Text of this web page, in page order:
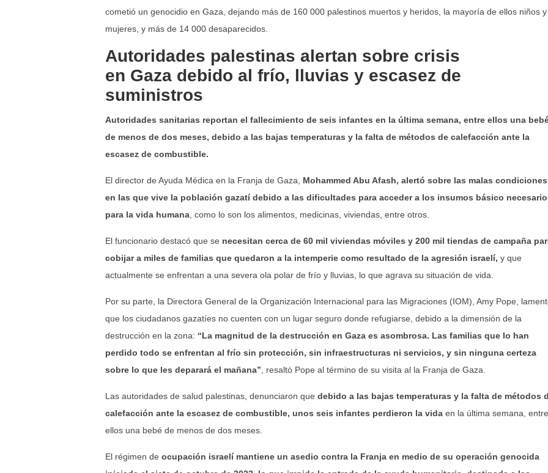
cometió un genocidio en Gaza, dejando más de 160 000 palestinos muertos y heridos, la mayoría de ellos niños y
mujeres, y más de 14 000 desaparecidos.
Autoridades palestinas alertan sobre crisis
en Gaza debido al frío, lluvias y escasez de
suministros
Autoridades sanitarias reportan el fallecimiento de seis infantes en la última semana, entre ellos una
de menos de dos meses, debido a las bajas temperaturas y la falta de métodos de calefacción ante la
escasez de combustible.
El director de Ayuda Médica en la Franja de Gaza,
Mohammed Abu Afash, alertó sobre las malas condiciones
en las que vive la población gazatí debido a las dificultades para acceder a los insumos básico
para la vida humana , como lo son los alimentos, medicinas, viviendas, entre otros.
El funcionario destacó que se necesitan cerca de 60 mil viviendas móviles y 200 mil tiendas de campaña
cobijar a miles de familias que quedaron a la intemperie como resultado de la agresión israelí, y que
actualmente se enfrentan a una severa ola polar de frío y lluvias, lo que agrava su situación de vida.
Por su parte, la Directora General de la Organización Internacional para las Migraciones (IOM), Amy Pope,
que los ciudadanos gazatíes no cuenten con un lugar seguro donde refugiarse, debido a la dimensión de la
destrucción en la zona: “La magnitud de la destrucción en Gaza es asombrosa. Las familias que lo han
perdido todo se enfrentan al frío sin protección, sin infraestructuras ni servicios, y sin ninguna certeza
sobre lo que les deparará el mañana” , resaltó Pope al término de su visita al la Franja de Gaza.
Las autoridades de salud palestinas, denunciaron que debido a las bajas temperaturas y la falta de métodos
calefacción ante la escasez de combustible, unos seis infantes perdieron la vida en la última semana, entre
ellos una bebé de menos de dos meses.
El régimen de ocupación israelí mantiene un asedio contra la Franja en medio de su operación genocida